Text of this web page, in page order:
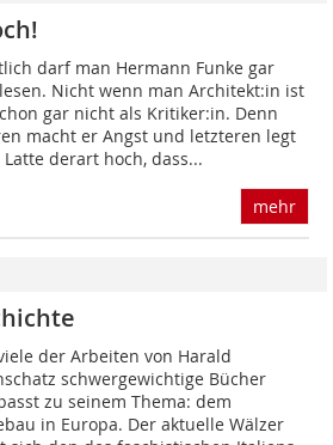
darf man Hermann Funke gar
Nicht wenn man Architekt:in ist
gar nicht als Kritiker:in. Denn
macht er Angst und letzteren legt
derart hoch, dass...
mehr
der Arbeiten von Harald
schwergewichtige Bücher
zu seinem Thema: dem
in Europa. Der aktuelle Wälzer